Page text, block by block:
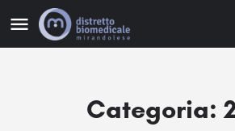
Categoria: